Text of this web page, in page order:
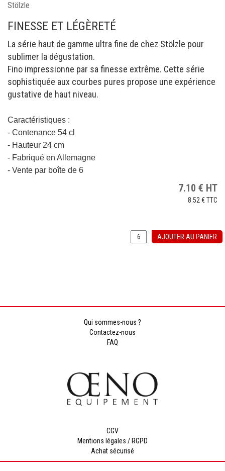
Stölzle
FINESSE ET LÉGÈRETÉ
La série haut de gamme ultra fine de chez Stölzle pour
sublimer la dégustation.
Fino impressionne par sa finesse extrême. Cette série
sophistiquée aux courbes pures propose une expérience
gustative de haut niveau.
Caractéristiques :
- Contenance 54 cl
- Hauteur 24 cm
- Fabriqué en Allemagne
- Vente par boîte de 6
7.10 € HT
8.52 €TTC
AJOUTER AU PANIER
Qui sommes-nous ?
Contactez-nous
FAQ
CGV
Mentions légales / RGPD
Achat sécurisé